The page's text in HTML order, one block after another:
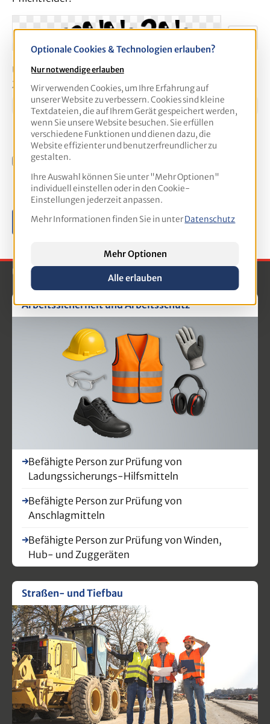
Um weiterzugehen, geben Sie die oben abgebildeten
Zeichen ein*
Ich habe die
Kenntnis genommen und dieAGBgelesen und bin
mit ihnen einverstanden. *
Absenden
Unsere Produkt-Highlights
Arbeitssicherheit und Arbeitsschutz
Befähigte Person zur Prüfung von
Ladungssicherungs-Hilfsmitteln
Befähigte Person zur Prüfung von
Anschlagmitteln
Befähigte Person zur Prüfung von Winden,
Hub- und Zuggeräten
Straßen- und Tiefbau
Nur notwendige erlauben
Optionale Cookies & Technologien erlauben?
Wir verwenden Cookies, um Ihre Erfahrung auf
unserer Website zu verbessern. Cookies sind kleine
Textdateien, die auf Ihrem Gerät gespeichert werden,
wenn Sie unsere Website besuchen. Sie erfüllen
verschiedene Funktionen und dienen dazu, die
Website effizienter und benutzerfreundlicher zu
gestalten.
Ihre Auswahl können Sie unter "Mehr Optionen"
individuell einstellen oder in den Cookie-
Einstellungen jederzeit anpassen.
Mehr Informationen finden Sie in unterDatenschutz
Mehr Optionen
Alle erlauben